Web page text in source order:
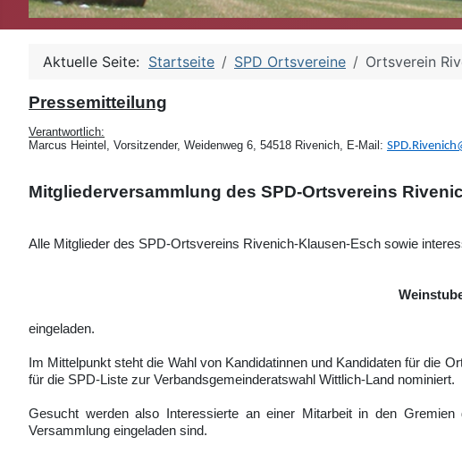
Aktuelle Seite: Startseite SPD Ortsvereine Ortsverein
Pressemitteilung
Verantwortlich:
Marcus Heintel, Vorsitzender, Weidenweg 6, 54518 Rivenich, E-Mail:
Mitgliederversammlung des SPD-Ortsvereins
Alle Mitglieder des SPD-Ortsvereins Rivenich-Klausen-Esch sowie
eingeladen.
Im Mittelpunkt steht die Wahl von Kandidatinnen und Kandidaten für die
für die SPD-Liste zur Verbandsgemeinderatswahl Wittlich-Land nominiert.
Gesucht werden also Interessierte an einer Mitarbeit in den
Versammlung eingeladen sind.